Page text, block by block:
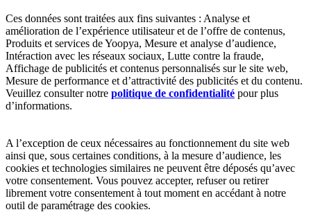
Ces données sont traitées aux fins suivantes : Analyse et
amélioration de l’expérience utilisateur et de l’offre de contenus,
Produits et services de Yoopya, Mesure et analyse d’audience,
Intéraction avec les réseaux sociaux, Lutte contre la fraude,
Affichage de publicités et contenus personnalisés sur le site web,
Mesure de performance et d’attractivité des publicités et du contenu.
Veuillez consulter notre politique de confidentialité pour plus
d’informations.
A l’exception de ceux nécessaires au fonctionnement du site web
ainsi que, sous certaines conditions, à la mesure d’audience, les
cookies et technologies similaires ne peuvent être déposés qu’avec
votre consentement. Vous pouvez accepter, refuser ou retirer
librement votre consentement à tout moment en accédant à notre
outil de paramétrage des cookies.